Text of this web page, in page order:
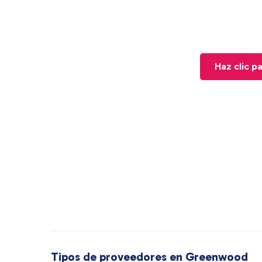
Haz clic
Tipos de proveedores en Greenwood